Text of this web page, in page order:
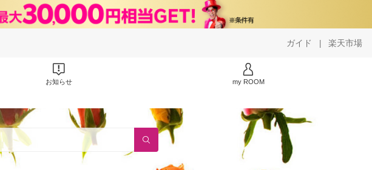
ガイド | 楽天市場
お知らせ my ROOM